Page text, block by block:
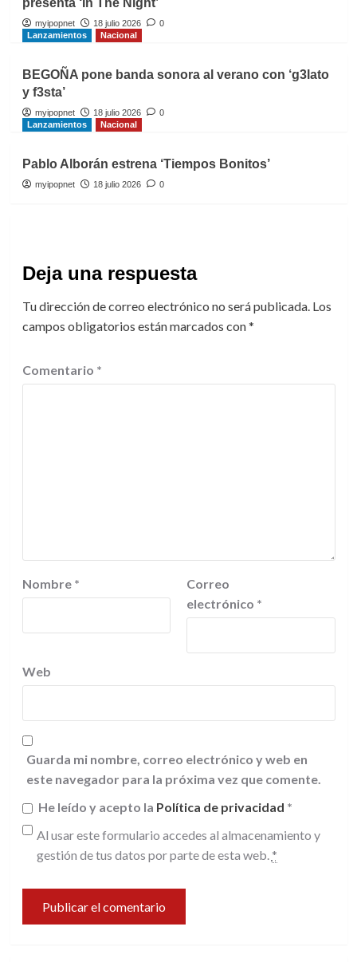
presenta ‘In The Night’
myipopnet 18 julio 2026
0
Lanzamientos
Nacional
BEGOÑA pone banda sonora al verano con ‘g3lato
y f3sta’
myipopnet 18 julio 2026
0
Lanzamientos
Nacional
Pablo Alborán estrena ‘Tiempos Bonitos’
myipopnet 18 julio 2026 0
Deja una respuesta
Tu dirección de correo electrónico no será publicada. Los
campos obligatorios están marcados con*
Comentario *
Nombre *
Correo
electrónico *
Web
Guarda mi nombre, correo electrónico y web en
este navegador para la próxima vez que comente.
He leído y acepto la Política de privacidad *
Al usar este formulario accedes al almacenamiento y
gestión de tus datos por parte de esta web. *